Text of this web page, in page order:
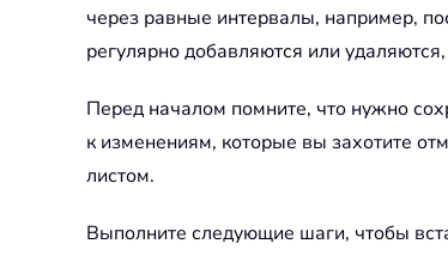
через равные интервалы, например,
регулярно добавляются или
Перед началом помните, что нужно
к изменениям, которые вы захотите
листом.
Выполните следующие шаги, чтобы